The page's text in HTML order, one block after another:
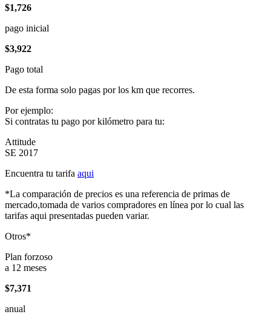
$1,726
pago inicial
$3,922
Pago total
De esta forma solo pagas por los km que recorres.
Por ejemplo:
Si contratas tu pago por kilómetro para tu:
Attitude
SE 2017
Encuentra tu tarifa aqui
*La comparación de precios es una referencia de primas de
mercado,tomada de varios compradores en línea por lo cual las
tarifas aqui presentadas pueden variar.
Otros*
Plan forzoso
a 12 meses
$7,371
anual